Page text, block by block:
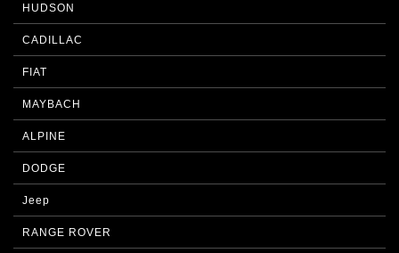
HUDSON
CADILLAC
FIAT
MAYBACH
ALPINE
DODGE
Jeep
RANGE ROVER